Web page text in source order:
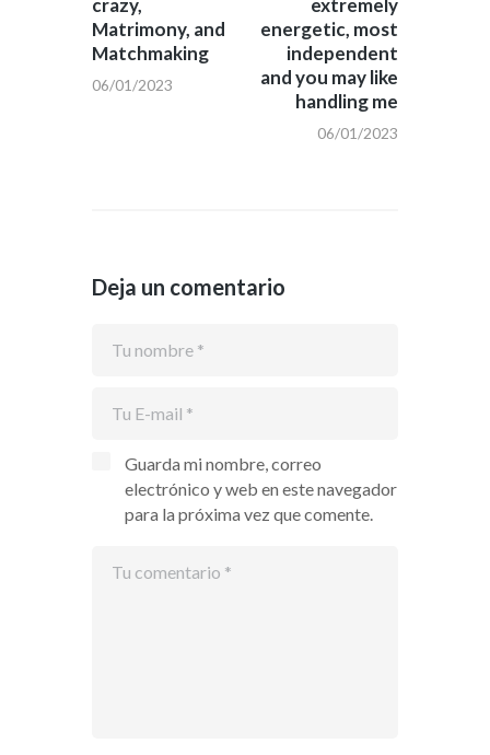
Matrimony, and
Matchmaking
06/01/2023
energetic, most
independent
and you may like
handling me
06/01/2023
Deja un comentario
Guarda mi nombre, correo
electrónico y web en este navegador
para la próxima vez que comente.